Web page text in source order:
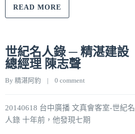
READ MORE
世紀名人錄 ─ 精湛建設
總經理 陳志聲
By 精湛阿豹
    |
0 comment
20140618 台中廣播 文真會客室-世紀名
人錄 十年前，他發現七期